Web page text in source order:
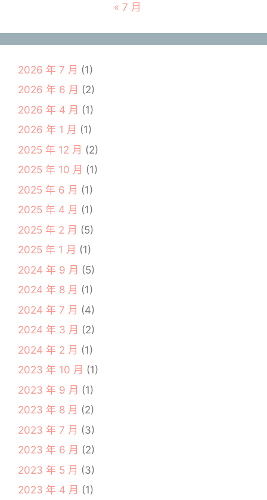
« 7 月
2026 年 7 月 (1)
2026 年 6 月 (2)
2026 年 4 月 (1)
2026 年 1 月 (1)
2025 年 12 月 (2)
2025 年 10 月 (1)
2025 年 6 月 (1)
2025 年 4 月 (1)
2025 年 2 月 (5)
2025 年 1 月 (1)
2024 年 9 月 (5)
2024 年 8 月 (1)
2024 年 7 月 (4)
2024 年 3 月 (2)
2024 年 2 月 (1)
2023 年 10 月 (1)
2023 年 9 月 (1)
2023 年 8 月 (2)
2023 年 7 月 (3)
2023 年 6 月 (2)
2023 年 5 月 (3)
2023 年 4 月 (1)